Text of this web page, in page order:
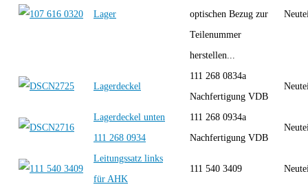
Lager
optischen Bezug zur
Teilenummer
herstellen...
Lagerdeckel
111 268 0834a
Nachfertigung VDB
Lagerdeckel unten
111 268 0934
111 268 0934a
Nachfertigung VDB
Leitungssatz links
für AHK
111 540 3409